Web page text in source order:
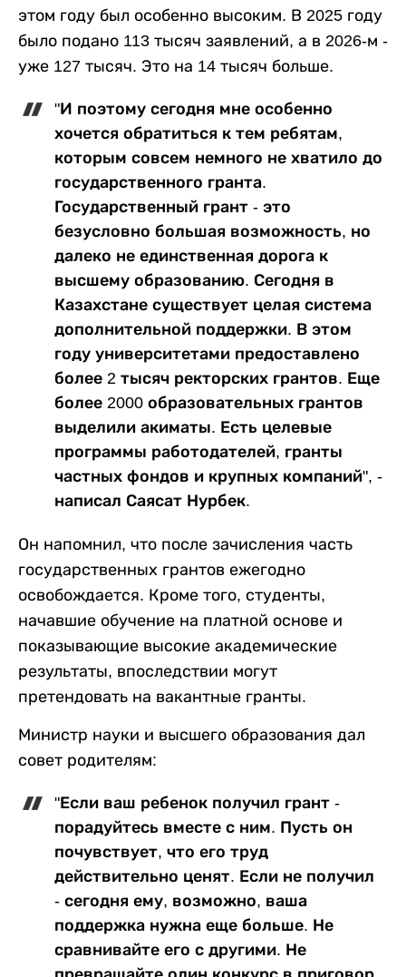
этом году был особенно высоким. В 2025 году
было подано 113 тысяч заявлений, а в 2026-м -
уже 127 тысяч. Это на 14 тысяч больше.
"И поэтому сегодня мне особенно
хочется обратиться к тем ребятам,
которым совсем немного не хватило до
государственного гранта.
Государственный грант - это
безусловно большая возможность, но
далеко не единственная дорога к
высшему образованию. Сегодня в
Казахстане существует целая система
дополнительной поддержки. В этом
году университетами предоставлено
более 2 тысяч ректорских грантов. Еще
более 2000 образовательных грантов
выделили акиматы. Есть целевые
программы работодателей, гранты
частных фондов и крупных компаний", -
написал Саясат Нурбек.
Он напомнил, что после зачисления часть
государственных грантов ежегодно
освобождается. Кроме того, студенты,
начавшие обучение на платной основе и
показывающие высокие академические
результаты, впоследствии могут
претендовать на вакантные гранты.
Министр науки и высшего образования дал
совет родителям:
"Если ваш ребенок получил грант -
порадуйтесь вместе с ним. Пусть он
почувствует, что его труд
действительно ценят. Если не получил
- сегодня ему, возможно, ваша
поддержка нужна еще больше. Не
сравнивайте его с другими. Не